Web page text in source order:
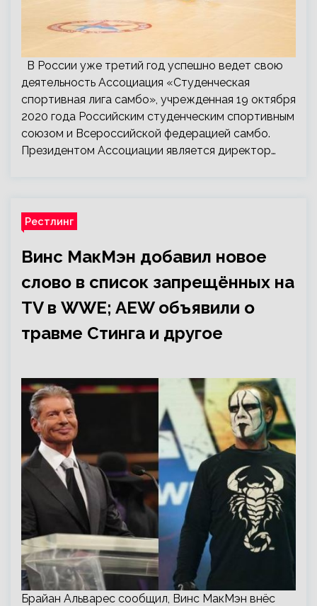
В России уже третий год успешно ведет свою
деятельность Ассоциация «Студенческая
спортивная лига самбо», учрежденная 19 октября
2020 года Российским студенческим спортивным
союзом и Всероссийской федерацией самбо.
Президентом Ассоциации является директор…
Рестлинг
Винс МакМэн добавил новое
слово в список запрещённых на
TV в WWE; AEW объявили о
травме Стинга и другое
Брайан Альварес сообщил, Винс МакМэн внёс